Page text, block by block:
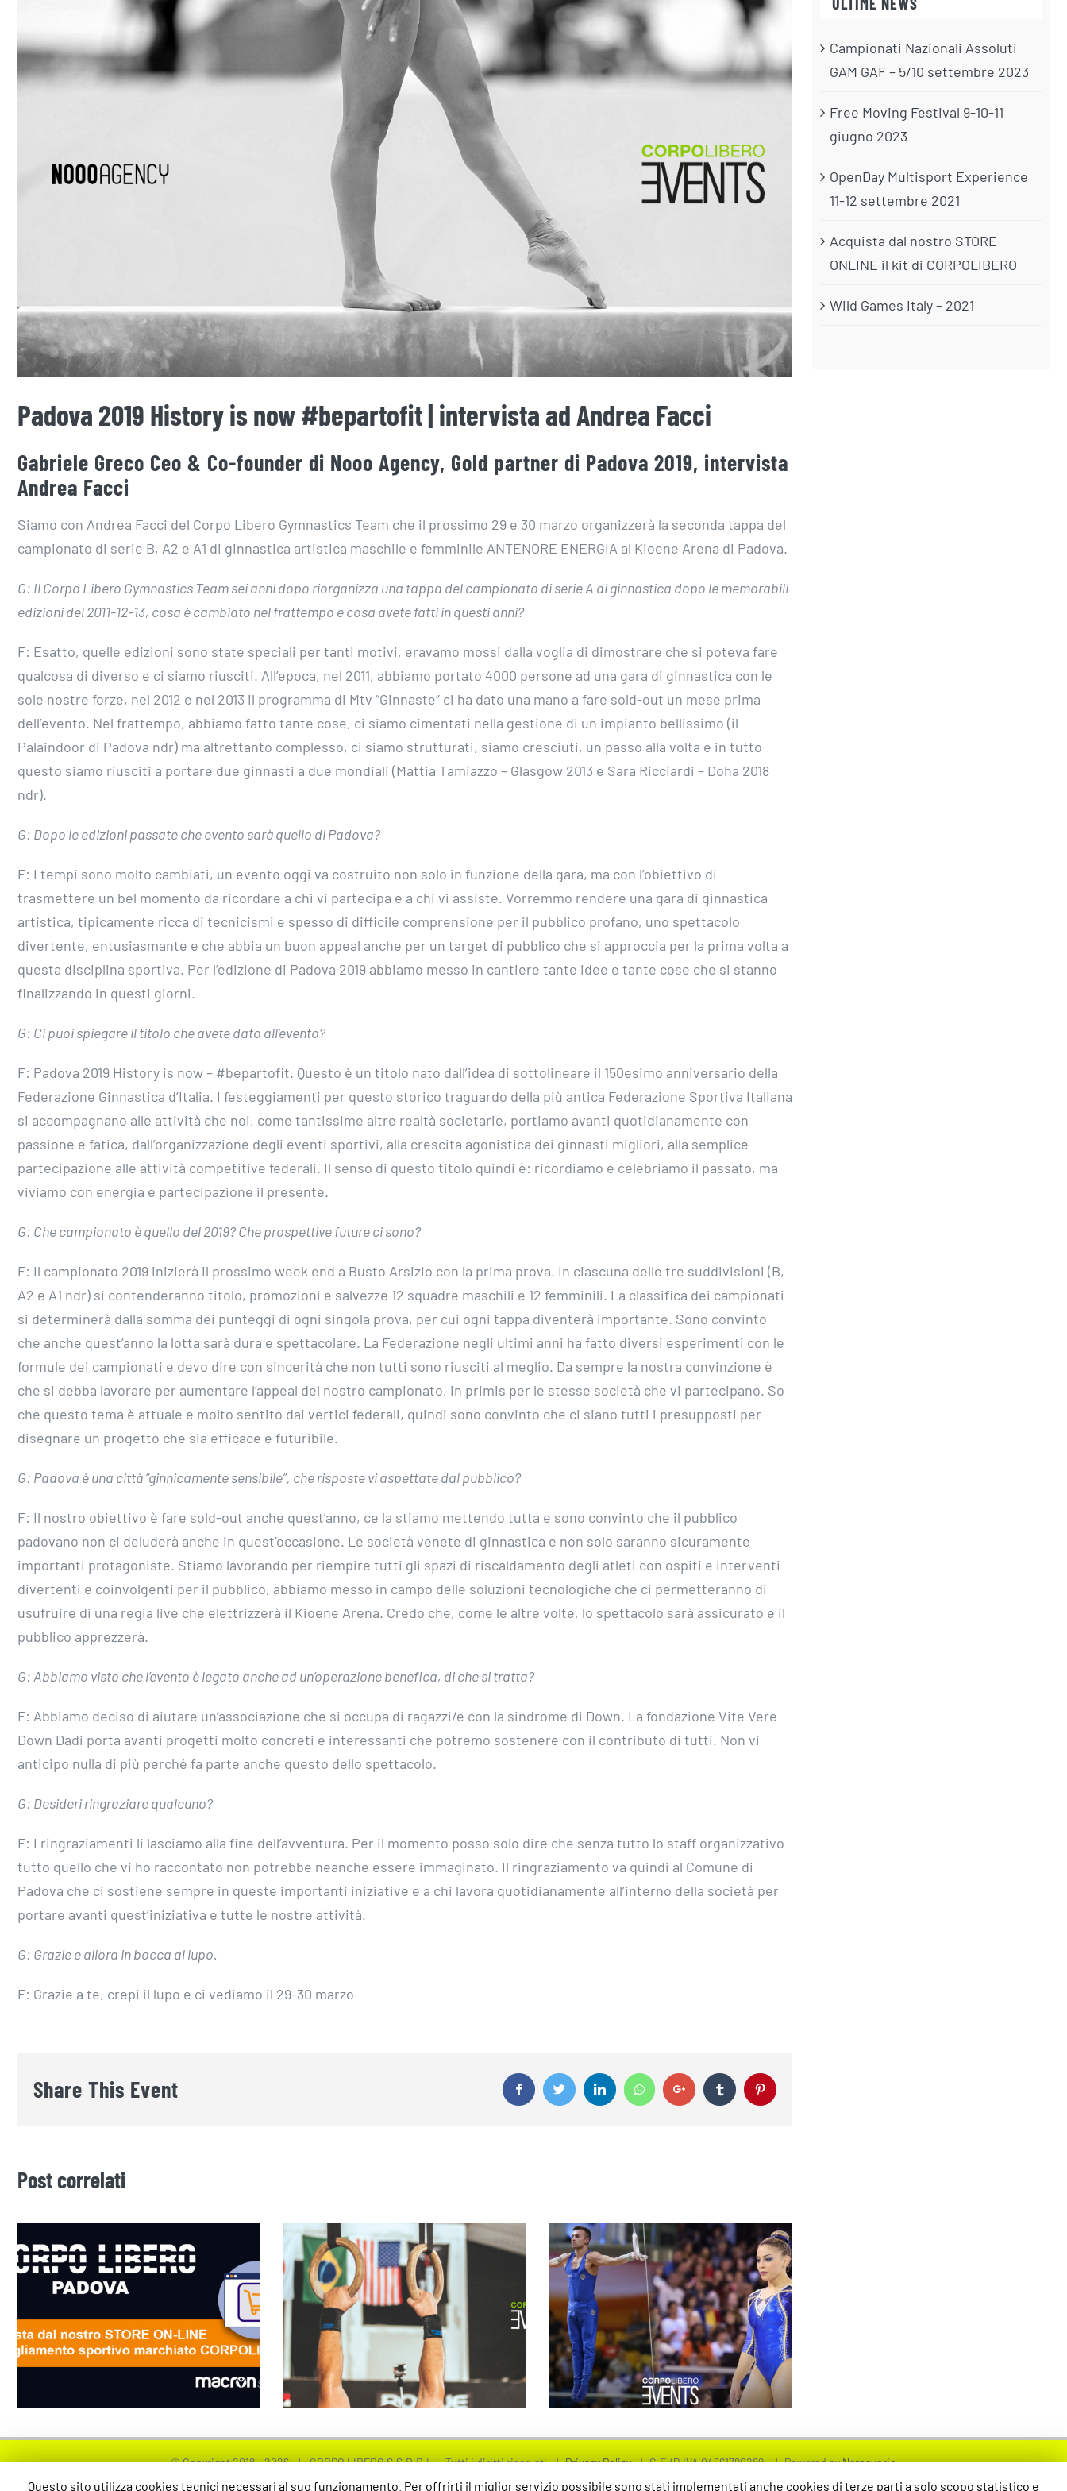
Padova 2019 History is now #bepartofit | intervista ad Andrea Facci
Gabriele Greco Ceo & Co-founder di Nooo Agency, Gold partner di Padova 2019, intervista
Andrea Facci
Siamo con Andrea Facci del Corpo Libero Gymnastics Team che il prossimo 29 e 30 marzo organizzerà la seconda tappa del
campionato di serie B, A2 e A1 di ginnastica artistica maschile e femminile ANTENORE ENERGIA al Kioene Arena di Padova.
G: Il Corpo Libero Gymnastics Team sei anni dopo riorganizza una tappa del campionato di serie A di ginnastica dopo le memorabili
edizioni del 2011-12-13, cosa è cambiato nel frattempo e cosa avete fatti in questi anni?
F: Esatto, quelle edizioni sono state speciali per tanti motivi, eravamo mossi dalla voglia di dimostrare che si poteva fare
qualcosa di diverso e ci siamo riusciti. All’epoca, nel 2011, abbiamo portato 4000 persone ad una gara di ginnastica con le
sole nostre forze, nel 2012 e nel 2013 il programma di Mtv “Ginnaste” ci ha dato una mano a fare sold-out un mese prima
dell’evento. Nel frattempo, abbiamo fatto tante cose, ci siamo cimentati nella gestione di un impianto bellissimo (il
Palaindoor di Padova ndr) ma altrettanto complesso, ci siamo strutturati, siamo cresciuti, un passo alla volta e in tutto
questo siamo riusciti a portare due ginnasti a due mondiali (Mattia Tamiazzo – Glasgow 2013 e Sara Ricciardi – Doha 2018
ndr).
G: Dopo le edizioni passate che evento sarà quello di Padova?
F: I tempi sono molto cambiati, un evento oggi va costruito non solo in funzione della gara, ma con l’obiettivo di
trasmettere un bel momento da ricordare a chi vi partecipa e a chi vi assiste. Vorremmo rendere una gara di ginnastica
artistica, tipicamente ricca di tecnicismi e spesso di difficile comprensione per il pubblico profano, uno spettacolo
divertente, entusiasmante e che abbia un buon appeal anche per un target di pubblico che si approccia per la prima volta a
questa disciplina sportiva. Per l’edizione di Padova 2019 abbiamo messo in cantiere tante idee e tante cose che si stanno
finalizzando in questi giorni.
G: Ci puoi spiegare il titolo che avete dato all’evento?
F: Padova 2019 History is now – #bepartofit. Questo è un titolo nato dall’idea di sottolineare il 150esimo anniversario della
Federazione Ginnastica d’Italia. I festeggiamenti per questo storico traguardo della più antica Federazione Sportiva Italiana
si accompagnano alle attività che noi, come tantissime altre realtà societarie, portiamo avanti quotidianamente con
passione e fatica, dall’organizzazione degli eventi sportivi, alla crescita agonistica dei ginnasti migliori, alla semplice
partecipazione alle attività competitive federali. Il senso di questo titolo quindi è: ricordiamo e celebriamo il passato, ma
viviamo con energia e partecipazione il presente.
G: Che campionato è quello del 2019? Che prospettive future ci sono?
F: Il campionato 2019 inizierà il prossimo week end a Busto Arsizio con la prima prova. In ciascuna delle tre suddivisioni (B,
A2 e A1 ndr) si contenderanno titolo, promozioni e salvezze 12 squadre maschili e 12 femminili. La classifica dei campionati
si determinerà dalla somma dei punteggi di ogni singola prova, per cui ogni tappa diventerà importante. Sono convinto
che anche quest’anno la lotta sarà dura e spettacolare. La Federazione negli ultimi anni ha fatto diversi esperimenti con le
formule dei campionati e devo dire con sincerità che non tutti sono riusciti al meglio. Da sempre la nostra convinzione è
che si debba lavorare per aumentare l’appeal del nostro campionato, in primis per le stesse società che vi partecipano. So
che questo tema è attuale e molto sentito dai vertici federali, quindi sono convinto che ci siano tutti i presupposti per
disegnare un progetto che sia efficace e futuribile.
G: Padova è una città “ginnicamente sensibile”, che risposte vi aspettate dal pubblico?
F: Il nostro obiettivo è fare sold-out anche quest’anno, ce la stiamo mettendo tutta e sono convinto che il pubblico
padovano non ci deluderà anche in quest’occasione. Le società venete di ginnastica e non solo saranno sicuramente
importanti protagoniste. Stiamo lavorando per riempire tutti gli spazi di riscaldamento degli atleti con ospiti e interventi
divertenti e coinvolgenti per il pubblico, abbiamo messo in campo delle soluzioni tecnologiche che ci permetteranno di
usufruire di una regia live che elettrizzerà il Kioene Arena. Credo che, come le altre volte, lo spettacolo sarà assicurato e il
pubblico apprezzerà.
G: Abbiamo visto che l’evento è legato anche ad un’operazione benefica, di che si tratta?
F: Abbiamo deciso di aiutare un’associazione che si occupa di ragazzi/e con la sindrome di Down. La fondazione Vite Vere
Down Dadi porta avanti progetti molto concreti e interessanti che potremo sostenere con il contributo di tutti. Non vi
anticipo nulla di più perché fa parte anche questo dello spettacolo.
G: Desideri ringraziare qualcuno?
F: I ringraziamenti li lasciamo alla fine dell’avventura. Per il momento posso solo dire che senza tutto lo staff organizzativo
tutto quello che vi ho raccontato non potrebbe neanche essere immaginato. Il ringraziamento va quindi al Comune di
Padova che ci sostiene sempre in queste importanti iniziative e a chi lavora quotidianamente all’interno della società per
portare avanti quest’iniziativa e tutte le nostre attività.
G: Grazie e allora in bocca al lupo.
F: Grazie a te, crepi il lupo e ci vediamo il 29-30 marzo
Share This Event Facebook Twitter LinkedinWhatsappGoogleplusTumblr Pinterest
Post correlati
Acquista dal nostro
STORE ONLINE il kit di
CORPOLIBERO
TUTTE LE INFO E IL
PROGRAMMA DI PADOVA
2019: Tra i super ospiti
anche Jury Chechi!!
CAMPIONATI A SQUADRE
DI SERIE B, A2, E A1 DI
GINNASTICA ARTISTICA.
COME FUNZIONANO??
Campionati Nazionali Assoluti
GAM GAF – 5/10 settembre 2023
Free Moving Festival 9-10-11
giugno 2023
OpenDay Multisport Experience
11-12 settembre 2021
Acquista dal nostro STORE
ONLINE il kit di CORPOLIBERO
Wild Games Italy – 2021
© Copyright 2018 -2026 | CORPO LIBERO S.S.D.R.L. - Tutti i diritti riservati |Privacy Policy| C.F./P.IVA 04661790289 | Powered byNeroavorio
Questo sito utilizza cookies tecnici necessari al suo funzionamento. Per offrirti il miglior servizio possibile sono stati implementati anche cookies di terze parti a solo scopo statistico e